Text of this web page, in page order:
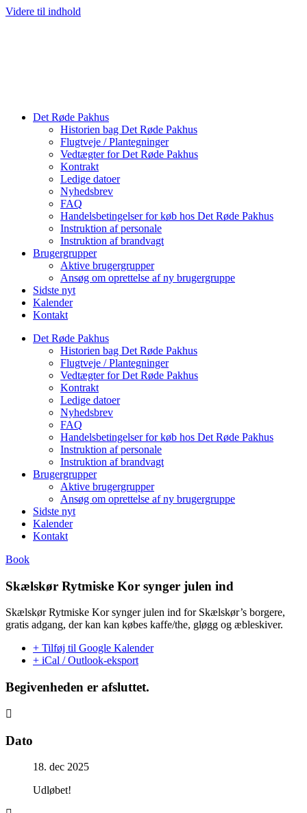
Videre til indhold
Det Røde Pakhus
Historien bag Det Røde Pakhus
Flugtveje / Plantegninger
Vedtægter for Det Røde Pakhus
Kontrakt
Ledige datoer
Nyhedsbrev
FAQ
Handelsbetingelser for køb hos Det Røde Pakhus
Instruktion af personale
Instruktion af brandvagt
Brugergrupper
Aktive brugergrupper
Ansøg om oprettelse af ny brugergruppe
Sidste nyt
Kalender
Kontakt
Det Røde Pakhus
Historien bag Det Røde Pakhus
Flugtveje / Plantegninger
Vedtægter for Det Røde Pakhus
Kontrakt
Ledige datoer
Nyhedsbrev
FAQ
Handelsbetingelser for køb hos Det Røde Pakhus
Instruktion af personale
Instruktion af brandvagt
Brugergrupper
Aktive brugergrupper
Ansøg om oprettelse af ny brugergruppe
Sidste nyt
Kalender
Kontakt
Book
Skælskør Rytmiske Kor synger julen ind
Skælskør Rytmiske Kor synger julen ind for Skælskør’s borgere,
gratis adgang, der kan kan købes kaffe/the, gløgg og æbleskiver.
+ Tilføj til Google Kalender
+ iCal / Outlook-eksport
Begivenheden er afsluttet.
Dato
18. dec 2025
Udløbet!